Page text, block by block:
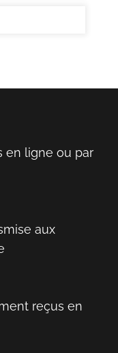
en ligne ou par
aux
reçus en